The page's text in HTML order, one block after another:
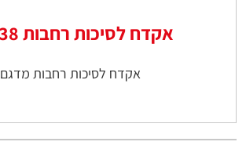
אקדח לסיכות רחבות WC/38
אקדח לסיכות רחבות מדגם